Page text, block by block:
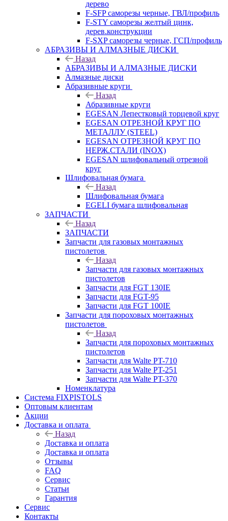
дерево
F-SFP саморезы черные, ГВЛ/профиль
F-STY саморезы желтый цинк,
дерев.конструкции
F-SXP саморезы черные, ГСП/профиль
АБРАЗИВЫ И АЛМАЗНЫЕ ДИСКИ
Назад
АБРАЗИВЫ И АЛМАЗНЫЕ ДИСКИ
Алмазные диски
Абразивные круги
Назад
Абразивные круги
EGESAN Лепестковый торцевой круг
EGESAN ОТРЕЗНОЙ КРУГ ПО
МЕТАЛЛУ (STEEL)
EGESAN ОТРЕЗНОЙ КРУГ ПО
НЕРЖ.СТАЛИ (INOX)
EGESAN шлифовальный отрезной
круг
Шлифовальная бумага
Назад
Шлифовальная бумага
EGELI бумага шлифовальная
ЗАПЧАСТИ
Назад
ЗАПЧАСТИ
Запчасти для газовых монтажных
пистолетов
Назад
Запчасти для газовых монтажных
пистолетов
Запчасти для FGT 130IE
Запчасти для FGT-95
Запчасти для FGT 100IE
Запчасти для пороховых монтажных
пистолетов
Назад
Запчасти для пороховых монтажных
пистолетов
Запчасти для Walte PT-710
Запчасти для Walte PT-251
Запчасти для Walte PT-370
Номенклатура
Система FIXPISTOLS
Оптовым клиентам
Акции
Доставка и оплата
Назад
Доставка и оплата
Доставка и оплата
Отзывы
FAQ
Сервис
Статьи
Гарантия
Сервис
Контакты